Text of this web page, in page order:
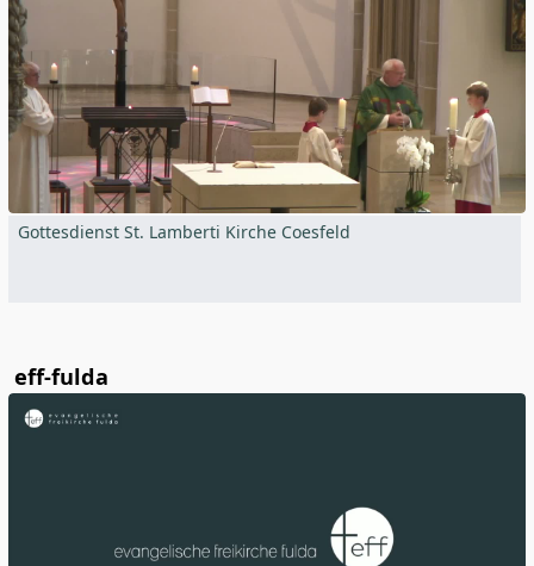
Gottesdienst St. Lamberti Kirche Coesfeld
eff-fulda